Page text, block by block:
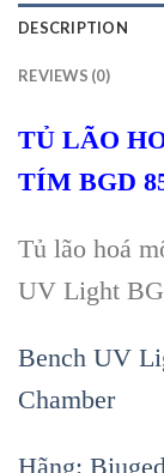
DESCRIPTION
REVIEWS (0)
TỦ LÃO
TÍM BGD
Tủ lão hoá
UV Light
Bench UV
Chamber
Hãng: